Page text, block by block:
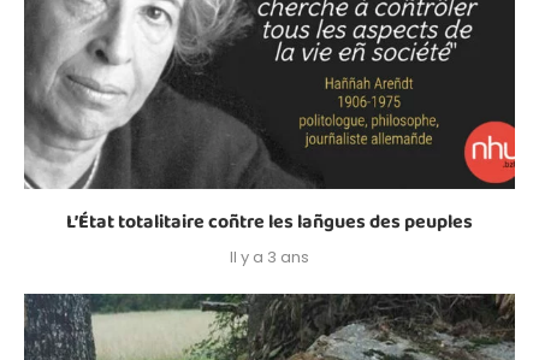
L’État totalitaire coñtre les lañgues des peuples
Il y a 3 ans